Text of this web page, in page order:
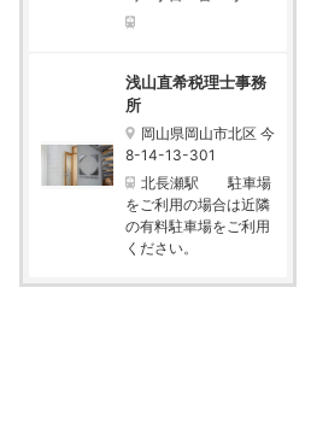
浅山直希税理士事務
所
岡山県岡山市北区 今
8-14-13-301
北長瀬駅 駐車場
をご利用の場合は近隣
の有料駐車場をご利用
ください。